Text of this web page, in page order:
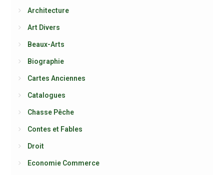
Architecture
Art Divers
Beaux-Arts
Biographie
Cartes Anciennes
Catalogues
Chasse Pêche
Contes et Fables
Droit
Economie Commerce